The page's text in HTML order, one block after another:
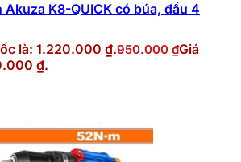
Akuza K8-QUICK có búa, đầu 4
là: 1.220.000 ₫.950.000 ₫Giá
₫.